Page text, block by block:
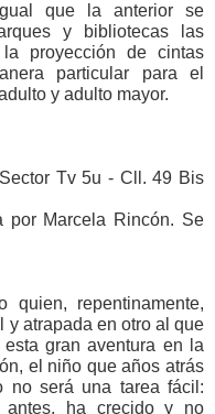
que la anterior se
y bibliotecas las
proyección de cintas
particular para el
y adulto mayor.
Tv 5u - Cll. 49 Bis
por Marcela Rincón. Se
repentinamente,
y atrapada en otro al que
gran aventura en la
el niño que años atrás
no será una tarea fácil:
ha crecido y no